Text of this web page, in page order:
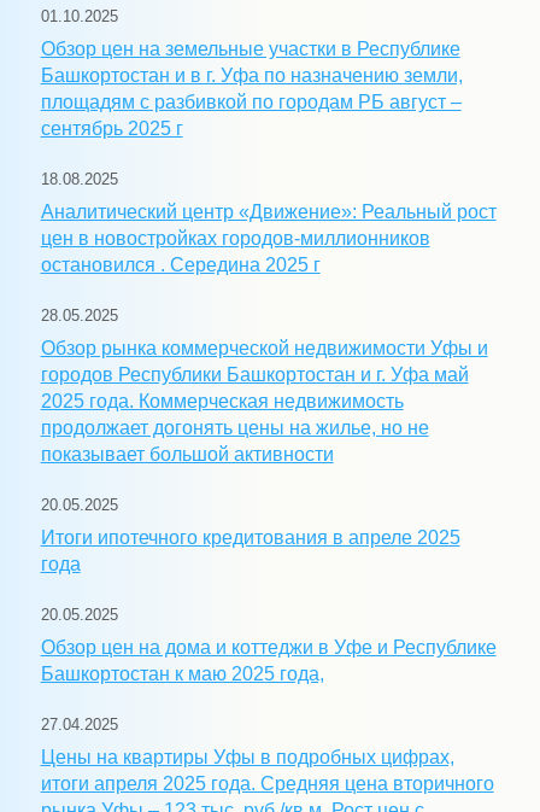
01.10.2025
Обзор цен на земельные участки в Республике
Башкортостан и в г. Уфа по назначению земли,
площадям с разбивкой по городам РБ август –
сентябрь 2025 г
18.08.2025
Аналитический центр «Движение»: Реальный рост
цен в новостройках городов-миллионников
остановился . Середина 2025 г
28.05.2025
Обзор рынка коммерческой недвижимости Уфы и
городов Республики Башкортостан и г. Уфа май
2025 года. Коммерческая недвижимость
продолжает догонять цены на жилье, но не
показывает большой активности
20.05.2025
Итоги ипотечного кредитования в апреле 2025
года
20.05.2025
Обзор цен на дома и коттеджи в Уфе и Республике
Башкортостан к маю 2025 года,
27.04.2025
Цены на квартиры Уфы в подробных цифрах,
итоги апреля 2025 года. Средняя цена вторичного